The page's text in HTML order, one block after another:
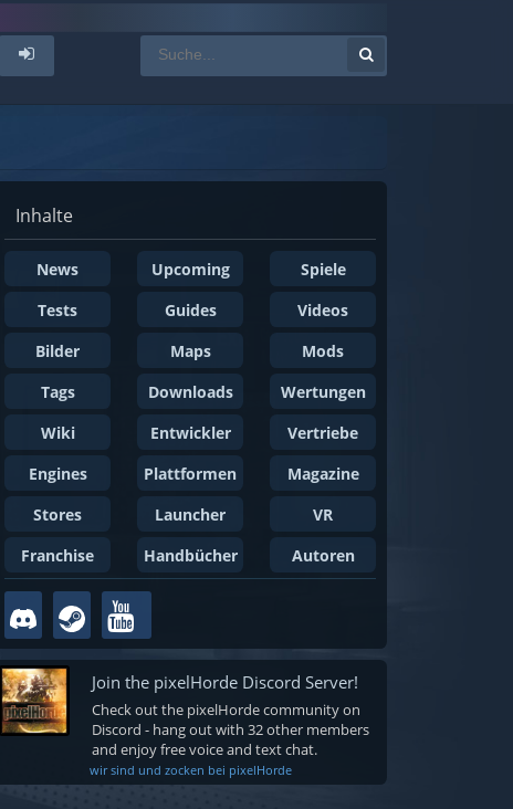
Inhalte
News Upcoming
Spiele
Tests
Guides
Videos
Bilder
Maps
Mods
Tags
Downloads
Wertungen
Wiki
Entwickler
Vertriebe
Engines
Plattformen
Magazine
Stores
Launcher
VR
Franchise
Handbücher Autoren
Join the pixelHorde Discord Server!
Check out the pixelHorde community on
Discord - hang out with 32 other members
and enjoy free voice and text chat.
wir sind und zocken bei pixelHorde